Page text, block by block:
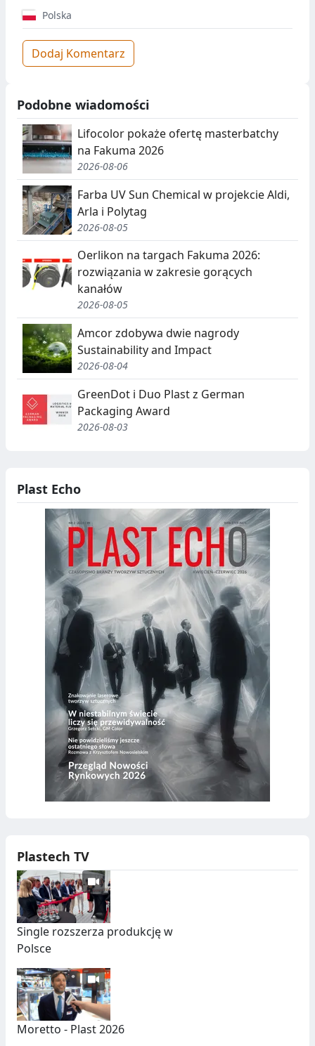
Polska
Dodaj Komentarz
Podobne wiadomości
Lifocolor pokaże ofertę masterbatchy
na Fakuma 2026
2026-08-06
Farba UV Sun Chemical w projekcie Aldi,
Arla i Polytag
2026-08-05
Oerlikon na targach Fakuma 2026:
rozwiązania w zakresie gorących
kanałów
2026-08-05
Amcor zdobywa dwie nagrody
Sustainability and Impact
2026-08-04
GreenDot i Duo Plast z German
Packaging Award
2026-08-03
Plast Echo
Plastech TV
Single rozszerza produkcję w
Polsce
Moretto - Plast 2026